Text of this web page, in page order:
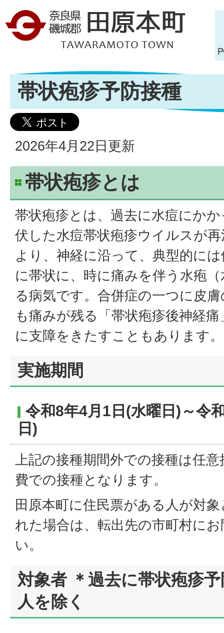
帯状疱疹予防接種
2026年4月22日更新
帯状疱疹とは
帯状疱疹とは、過去に水痘にか
伏した水痘帯状疱疹ウイルスが
より、神経に沿って、典型的に
に帯状に、時に痛みを伴う水疱
る病気です。合併症の一つに皮
も痛みが残る「帯状疱疹後神経
に支障をきたすこともあります。
実施期間
令和8年4月1日(水曜日)～令
日)
上記の接種期間外での接種は任
費での接種となります。
田原本町に住民票がある人が対
れた場合は、転出先の市町村に
い。
対象者 ＊過去に帯状疱疹
人を除く